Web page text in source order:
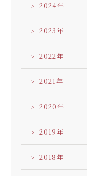
2024
2023
2022
2021
2020
2019
2018